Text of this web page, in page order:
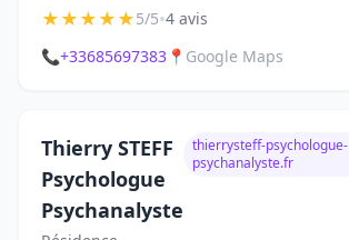
★★★★★5/5•4 avis
📞+33685697383 📍 Google Maps
Thierry STEFF
Psychologue
Psychanalyste
thierrysteff-psychologue-
psychanalyste.fr